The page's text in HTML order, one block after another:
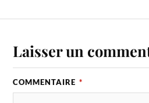
Laisser un
COMMENTAIRE *